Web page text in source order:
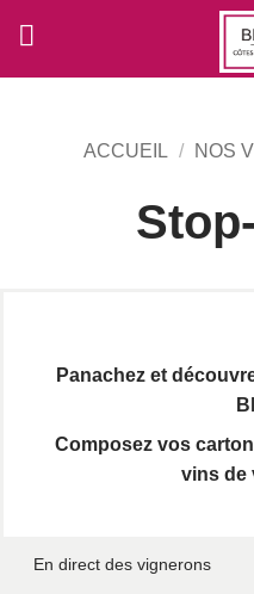
contenu
ACCUEIL / NOS
Panachez et
Composez vos
vins de
En direct des vignerons